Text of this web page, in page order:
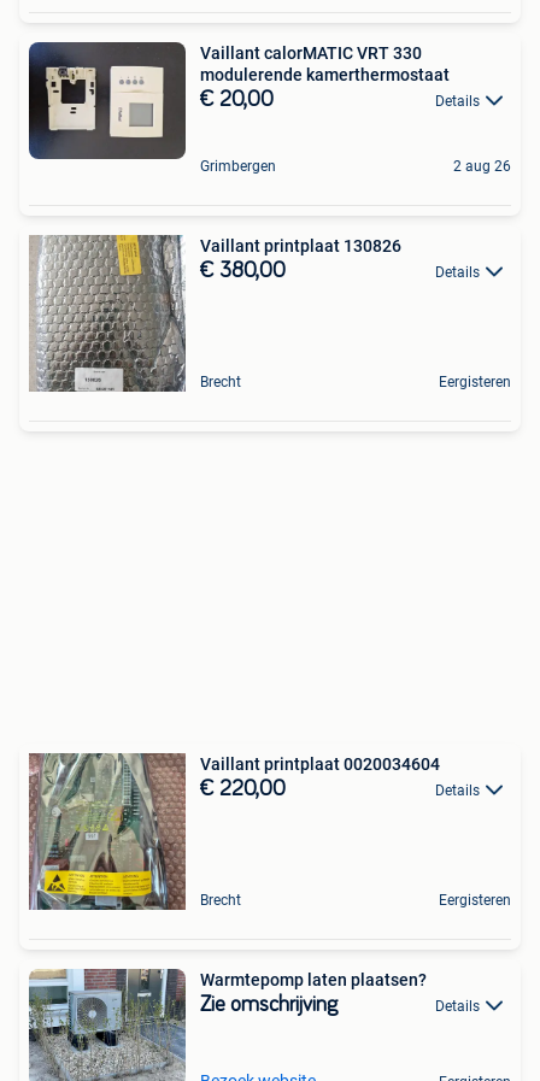
Vaillant calorMATIC VRT 330
modulerende kamerthermostaat
€ 20,00 Details
Grimbergen 2 aug 26
Vaillant printplaat 130826
€ 380,00 Details
Brecht Eergisteren
Vaillant printplaat 0020034604
€ 220,00 Details
Brecht Eergisteren
Warmtepomp laten plaatsen?
Zie omschrijving Details